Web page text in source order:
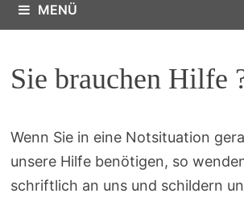
MENÜ
Sie brauchen Hilfe
Wenn Sie in eine Notsituation
unsere Hilfe benötigen, so
schriftlich an uns und schildern